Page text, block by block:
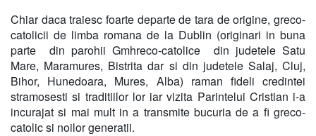
Chiar daca traiesc foarte departe de tara de origine, greco-
catolicii de limba romana de la Dublin (originari in buna
parte din parohii Gmhreco-catolice din judetele Satu
Mare, Maramures, Bistrita dar si din judetele Salaj, Cluj,
Bihor, Hunedoara, Mures, Alba) raman fideli credintei
stramosesti si traditiilor lor iar vizita Parintelui Cristian i-a
incurajat si mai mult in a transmite bucuria de a fi greco-
catolic si noilor generatii.